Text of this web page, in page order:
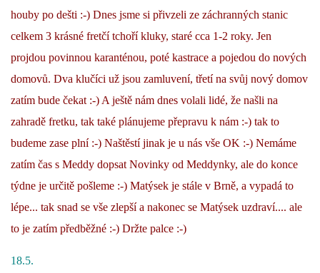
houby po dešti :-) Dnes jsme si přivzeli ze záchranných stanic
celkem 3 krásné fretčí tchoří kluky, staré cca 1-2 roky. Jen
projdou povinnou karanténou, poté kastrace a pojedou do nových
domovů. Dva klučíci už jsou zamluvení, třetí na svůj nový domov
zatím bude čekat :-) A ještě nám dnes volali lidé, že našli na
zahradě fretku, tak také plánujeme přepravu k nám :-) tak to
budeme zase plní :-) Naštěstí jinak je u nás vše OK :-) Nemáme
zatím čas s Meddy dopsat Novinky od Meddynky, ale do konce
týdne je určitě pošleme :-) Matýsek je stále v Brně, a vypadá to
lépe... tak snad se vše zlepší a nakonec se Matýsek uzdraví.... ale
to je zatím předběžné :-) Držte palce :-)
18.5.